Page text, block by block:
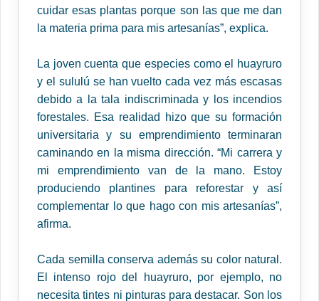
cuidar esas plantas porque son las que me dan
la materia prima para mis artesanías”, explica.
La joven cuenta que especies como el huayruro
y el sululú se han vuelto cada vez más escasas
debido a la tala indiscriminada y los incendios
forestales. Esa realidad hizo que su formación
universitaria y su emprendimiento terminaran
caminando en la misma dirección. “Mi carrera y
mi emprendimiento van de la mano. Estoy
produciendo plantines para reforestar y así
complementar lo que hago con mis artesanías”,
afirma.
Cada semilla conserva además su color natural.
El intenso rojo del huayruro, por ejemplo, no
necesita tintes ni pinturas para destacar. Son los